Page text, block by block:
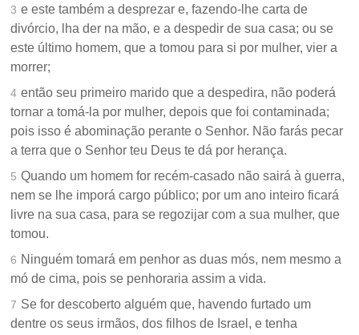
3 e este também a desprezar e, fazendo-lhe carta de
divórcio, lha der na mão, e a despedir de sua casa; ou se
este último homem, que a tomou para si por mulher, vier a
morrer;
4 então seu primeiro marido que a despedira, não poderá
tornar a tomá-la por mulher, depois que foi contaminada;
pois isso é abominação perante o Senhor. Não farás pecar
a terra que o Senhor teu Deus te dá por herança.
5 Quando um homem for recém-casado não sairá à guerra,
nem se lhe imporá cargo público; por um ano inteiro ficará
livre na sua casa, para se regozijar com a sua mulher, que
tomou.
6 Ninguém tomará em penhor as duas mós, nem mesmo a
mó de cima, pois se penhoraria assim a vida.
7 Se for descoberto alguém que, havendo furtado um
dentre os seus irmãos, dos filhos de Israel, e tenha